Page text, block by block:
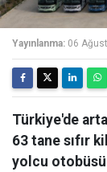
Yayınlanma: 06
Türkiye'de
63 tane sıfır
yolcu otobüsü